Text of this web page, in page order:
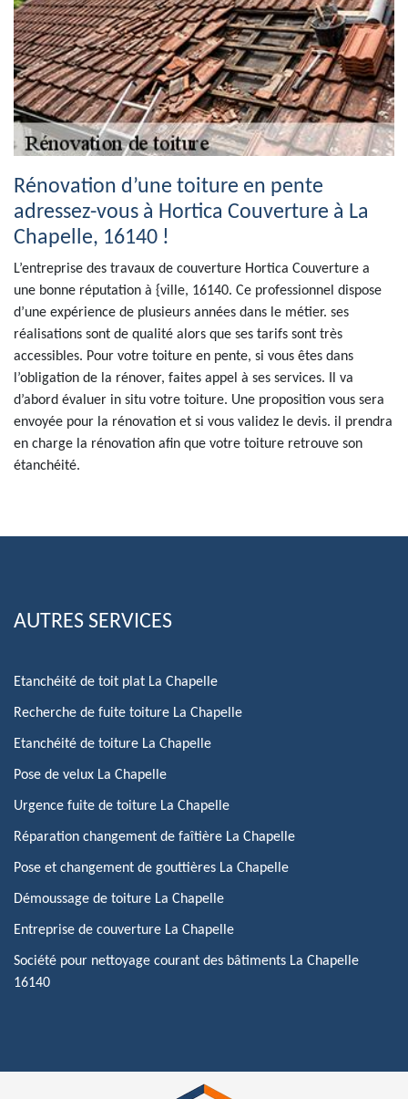
Rénovation d’une toiture en pente
adressez-vous à Hortica Couverture à La
Chapelle, 16140 !
L’entreprise des travaux de couverture Hortica Couverture a
une bonne réputation à {ville, 16140. Ce professionnel dispose
d’une expérience de plusieurs années dans le métier. ses
réalisations sont de qualité alors que ses tarifs sont très
accessibles. Pour votre toiture en pente, si vous êtes dans
l’obligation de la rénover, faites appel à ses services. Il va
d’abord évaluer in situ votre toiture. Une proposition vous sera
envoyée pour la rénovation et si vous validez le devis. il prendra
en charge la rénovation afin que votre toiture retrouve son
étanchéité.
AUTRES SERVICES
Etanchéité de toit plat La Chapelle
Recherche de fuite toiture La Chapelle
Etanchéité de toiture La Chapelle
Pose de velux La Chapelle
Urgence fuite de toiture La Chapelle
Réparation changement de faîtière La Chapelle
Pose et changement de gouttières La Chapelle
Démoussage de toiture La Chapelle
Entreprise de couverture La Chapelle
Société pour nettoyage courant des bâtiments La Chapelle
16140